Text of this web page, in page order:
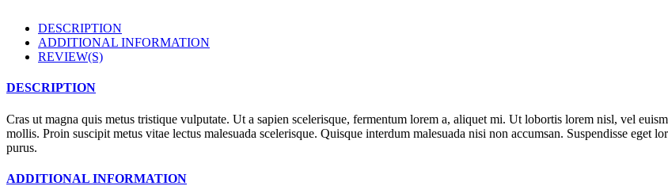
DESCRIPTION
ADDITIONAL INFORMATION
REVIEW(S)
DESCRIPTION
Cras ut magna quis metus tristique vulputate. Ut a sapien scelerisque, fermentum lorem a, aliquet mi. Ut lobortis lorem nisl, vel
mollis. Proin suscipit metus vitae lectus malesuada scelerisque. Quisque interdum malesuada nisi non accumsan. Suspendisse eget
purus.
ADDITIONAL INFORMATION